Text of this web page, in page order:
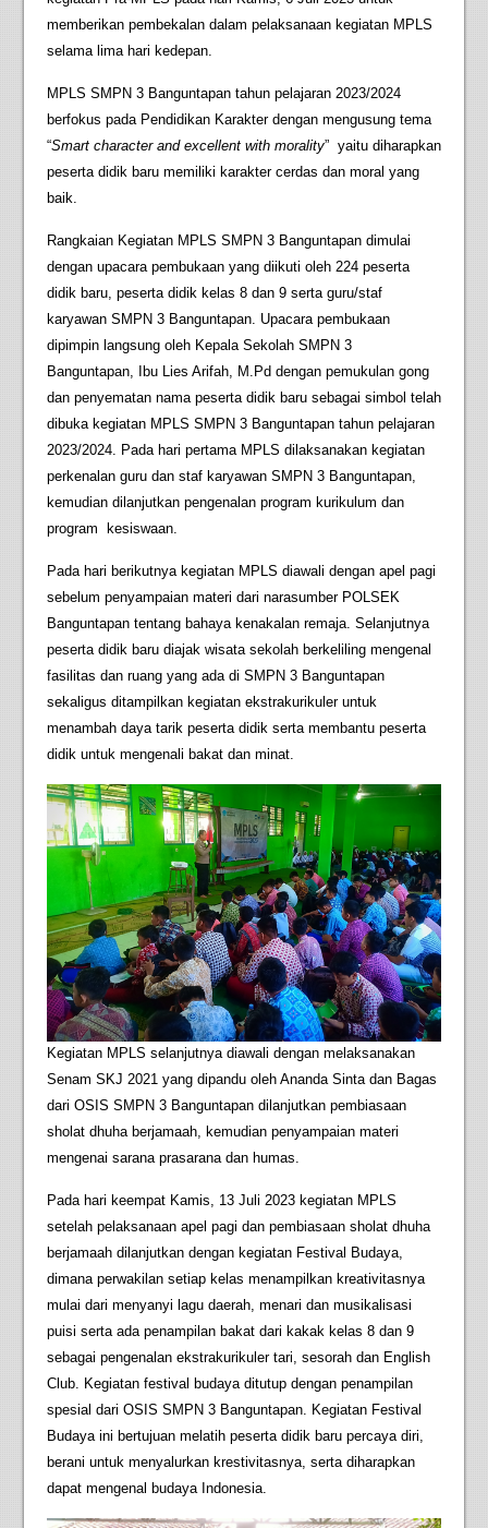
memberikan pembekalan dalam pelaksanaan kegiatan MPLS
selama lima hari kedepan.
MPLS SMPN 3 Banguntapan tahun pelajaran 2023/2024
berfokus pada Pendidikan Karakter dengan mengusung tema
“Smart character and excellent with morality” yaitu diharapkan
peserta didik baru memiliki karakter cerdas dan moral yang
baik.
Rangkaian Kegiatan MPLS SMPN 3 Banguntapan dimulai
dengan upacara pembukaan yang diikuti oleh 224 peserta
didik baru, peserta didik kelas 8 dan 9 serta guru/staf
karyawan SMPN 3 Banguntapan. Upacara pembukaan
dipimpin langsung oleh Kepala Sekolah SMPN 3
Banguntapan, Ibu Lies Arifah, M.Pd dengan pemukulan gong
dan penyematan nama peserta didik baru sebagai simbol telah
dibuka kegiatan MPLS SMPN 3 Banguntapan tahun pelajaran
2023/2024. Pada hari pertama MPLS dilaksanakan kegiatan
perkenalan guru dan staf karyawan SMPN 3 Banguntapan,
kemudian dilanjutkan pengenalan program kurikulum dan
program kesiswaan.
Pada hari berikutnya kegiatan MPLS diawali dengan apel pagi
sebelum penyampaian materi dari narasumber POLSEK
Banguntapan tentang bahaya kenakalan remaja. Selanjutnya
peserta didik baru diajak wisata sekolah berkeliling mengenal
fasilitas dan ruang yang ada di SMPN 3 Banguntapan
sekaligus ditampilkan kegiatan ekstrakurikuler untuk
menambah daya tarik peserta didik serta membantu peserta
didik untuk mengenali bakat dan minat.
Kegiatan MPLS selanjutnya diawali dengan melaksanakan
Senam SKJ 2021 yang dipandu oleh Ananda Sinta dan Bagas
dari OSIS SMPN 3 Banguntapan dilanjutkan pembiasaan
sholat dhuha berjamaah, kemudian penyampaian materi
mengenai sarana prasarana dan humas.
Pada hari keempat Kamis, 13 Juli 2023 kegiatan MPLS
setelah pelaksanaan apel pagi dan pembiasaan sholat dhuha
berjamaah dilanjutkan dengan kegiatan Festival Budaya,
dimana perwakilan setiap kelas menampilkan kreativitasnya
mulai dari menyanyi lagu daerah, menari dan musikalisasi
puisi serta ada penampilan bakat dari kakak kelas 8 dan 9
sebagai pengenalan ekstrakurikuler tari, sesorah dan English
Club. Kegiatan festival budaya ditutup dengan penampilan
spesial dari OSIS SMPN 3 Banguntapan. Kegiatan Festival
Budaya ini bertujuan melatih peserta didik baru percaya diri,
berani untuk menyalurkan krestivitasnya, serta diharapkan
dapat mengenal budaya Indonesia.